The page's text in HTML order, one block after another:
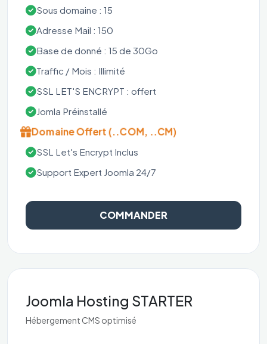
Sous domaine : 15
Adresse Mail : 150
Base de donné : 15 de 30Go
Traffic / Mois : Illimité
SSL LET'S ENCRYPT : offert
Jomla Préinstallé
Domaine Offert (..COM, ..CM)
SSL Let's Encrypt Inclus
Support Expert Joomla 24/7
COMMANDER
Joomla Hosting STARTER
Hébergement CMS optimisé